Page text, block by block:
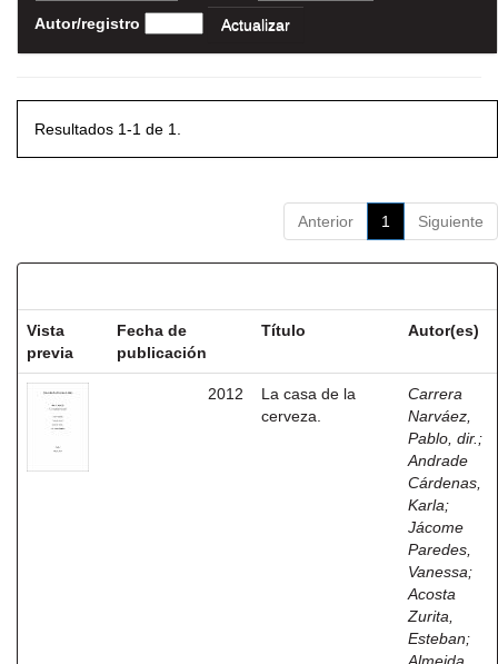
Autor/registro
Resultados 1-1 de 1.
Anterior 1 Siguiente
Vista
previa
Fecha de
publicación
Título Autor(es)
2012
La casa de la
cerveza.
Carrera
Narváez,
Pablo, dir. ;
Andrade
Cárdenas,
Karla;
Jácome
Paredes,
Vanessa;
Acosta
Zurita,
Esteban;